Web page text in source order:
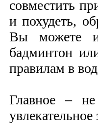
совместить
и похудеть,
Вы можете
бадминтон
правилам в
Главное –
увлекательное